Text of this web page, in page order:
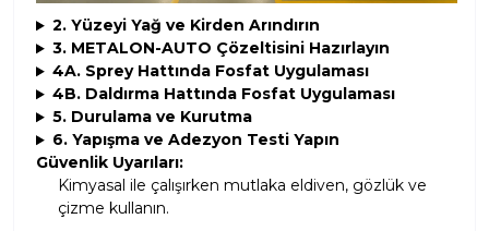
2. Yüzeyi Yağ ve Kirden Arındırın
3. METALON-AUTO Çözeltisini Hazırlayın
4A. Sprey Hattında Fosfat Uygulaması
4B. Daldırma Hattında Fosfat Uygulaması
5. Durulama ve Kurutma
6. Yapışma ve Adezyon Testi Yapın
Güvenlik Uyarıları:
Kimyasal ile çalışırken mutlaka eldiven, gözlük ve
çizme kullanın.